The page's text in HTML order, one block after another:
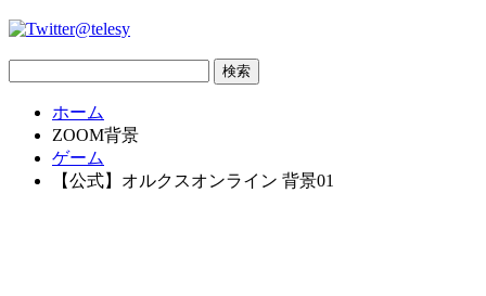
@telesy
ホーム
ZOOM背景
ゲーム
【公式】オルクスオンライン 背景01